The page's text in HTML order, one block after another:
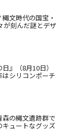
文時代の国宝・
が刻んだ謎とデザ
』（8月10日）
シリコンポーチ
の縄文遺跡群で
ュートなグッズ